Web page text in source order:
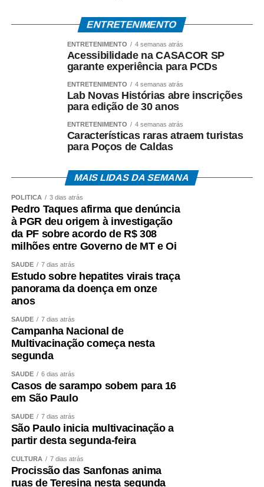
sua gestão. Mendes também atribui as acusações ao
ambiente de disputa política.
*Investigação continua*
A Polícia Federal prossegue com a coleta de provas e a
análise dos documentos apreendidos durante a
Operação Heritage.
A existência da investigação não representa condenação,
e todos os investigados têm assegurados os direitos ao
contraditório, à ampla defesa e à presunção de inocência.
O *Espia News* continuará acompanhando o andamento
do caso e trará novas informações à medida que houver
manifestações oficiais das autoridades e das partes
envolvidas.
COMENTE ABAIXO:
WhatsApp
Facebook
Twitter
Messenger
LinkedIn
Share
ENTRETENIMENTO
ENTRETENIMENTO 4 semanas atrás
Acessibilidade na CASACOR SP
garante experiência para PCDs
ENTRETENIMENTO 4 semanas atrás
Lab Novas Histórias abre inscrições
para edição de 30 anos
ENTRETENIMENTO 4 semanas atrás
Características raras atraem turistas
para Poços de Caldas
MAIS LIDAS DA SEMANA
POLÍTICA 3 dias atrás
Pedro Taques afirma que denúncia
à PGR deu origem à investigação
da PF sobre acordo de R$ 308
milhões entre Governo de MT e Oi
SAÚDE 7 dias atrás
Estudo sobre hepatites virais traça
panorama da doença em onze
anos
SAÚDE 7 dias atrás
Campanha Nacional de
Multivacinação começa nesta
segunda
SAÚDE 6 dias atrás
Casos de sarampo sobem para 16
em São Paulo
SAÚDE 7 dias atrás
São Paulo inicia multivacinação a
partir desta segunda-feira
CULTURA 7 dias atrás
Procissão das Sanfonas anima
ruas de Teresina nesta segunda